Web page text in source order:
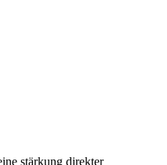
stärkung direkter